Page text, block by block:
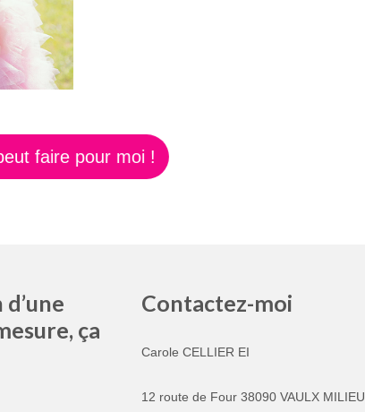
faire pour moi !
ça
Contactez-moi
Carole CELLIER EI
12 route de Four 38090 VAULX MILIEU